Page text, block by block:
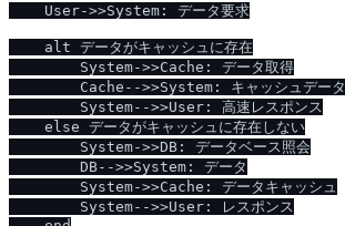
    User->>System: データ要求
    alt データがキャッシュに存在
        System->>Cache: データ取得
        Cache-->>System: キャッシュデータ
        System-->>User: 高速レスポンス
    else データがキャッシュに存在しない
        System->>DB: データベース照会
        DB-->>System: データ
        System->>Cache: データキャッシュ
        System-->>User: レスポンス